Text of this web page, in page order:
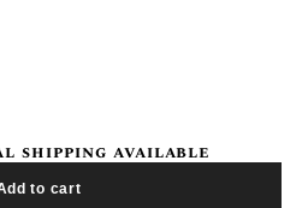
shipping available
to cart